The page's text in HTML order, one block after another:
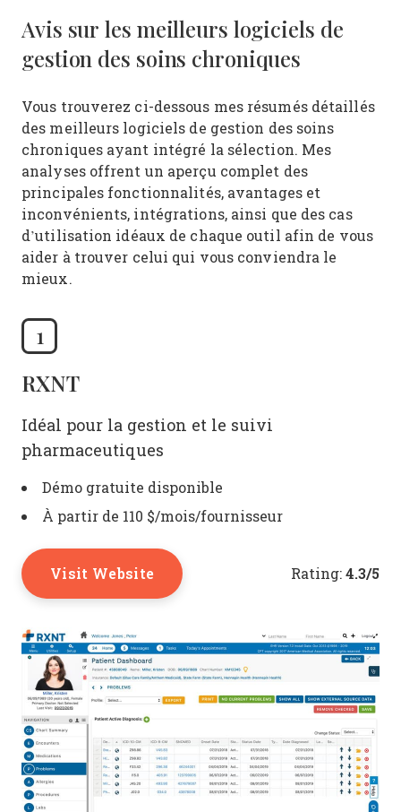
Avis sur les meilleurs logiciels de
gestion des soins chroniques
Vous trouverez ci-dessous mes résumés détaillés
des meilleurs logiciels de gestion des soins
chroniques ayant intégré la sélection. Mes
analyses offrent un aperçu complet des
principales fonctionnalités, avantages et
inconvénients, intégrations, ainsi que des cas
d’utilisation idéaux de chaque outil afin de vous
aider à trouver celui qui vous conviendra le
mieux.
1
RXNT
Idéal pour la gestion et le suivi
pharmaceutiques
Démo gratuite disponible
À partir de 110 $/mois/fournisseur
Visit Website Rating:4.3/5